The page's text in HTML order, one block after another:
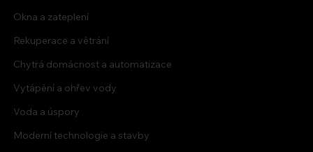
Okna a zateplení
Rekuperace a větrání
Chytrá domácnost a automatizace
Vytápění a ohřev vody
Voda a úspory
Moderní technologie a stavby